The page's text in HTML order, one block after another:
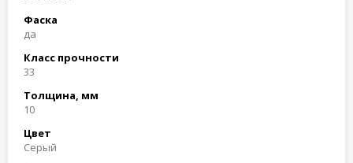
Фаска
да
Класс прочности
33
Толщина, мм
10
Цвет
Серый